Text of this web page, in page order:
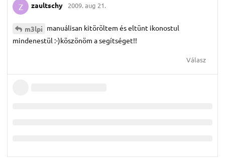
Z zaultschy 2009. aug 21.
m3lpi manuálisan kitöröltem és eltünt ikonostul
mindenestül :-)köszönöm a segítséget!!
Válasz